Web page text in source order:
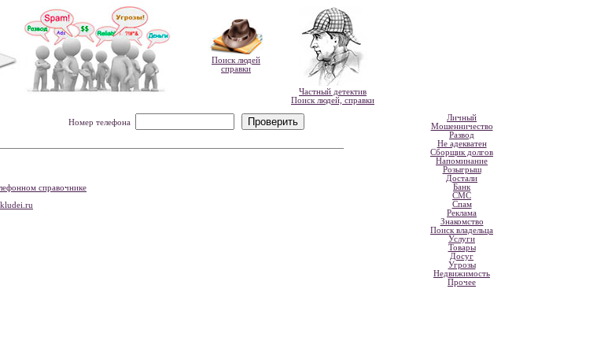
Поиск людей
справки
Частный детектив
Поиск людей, справки
Номер телефона
справочнике
Личный
Мошенничество
Развод
Не адекватен
Сборщик долгов
Напоминание
Розыгрыш
Достали
Банк
СМС
Спам
Реклама
Знакомство
Поиск владельца
Услуги
Товары
Досуг
Угрозы
Недвижимость
Прочее